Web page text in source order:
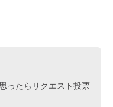
ったらリクエスト投票